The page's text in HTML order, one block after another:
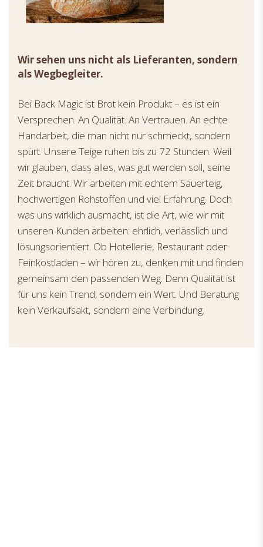
Wir sehen uns nicht als Lieferanten, sondern
als Wegbegleiter.
Bei Back Magic ist Brot kein Produkt – es ist ein
Versprechen. An Qualität. An Vertrauen. An echte
Handarbeit, die man nicht nur schmeckt, sondern
spürt. Unsere Teige ruhen bis zu 72 Stunden. Weil
wir glauben, dass alles, was gut werden soll, seine
Zeit braucht. Wir arbeiten mit echtem Sauerteig,
hochwertigen Rohstoffen und viel Erfahrung. Doch
was uns wirklich ausmacht, ist die Art, wie wir mit
unseren Kunden arbeiten: ehrlich, verlässlich und
lösungsorientiert. Ob Hotellerie, Restaurant oder
Feinkostladen – wir hören zu, denken mit und finden
gemeinsam den passenden Weg. Denn Qualität ist
für uns kein Trend, sondern ein Wert. Und Beratung
kein Verkaufsakt, sondern eine Verbindung.